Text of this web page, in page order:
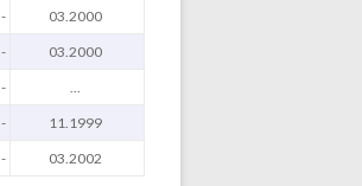
- 03.2000
- 03.2000
-
- 11.1999
- 03.2002